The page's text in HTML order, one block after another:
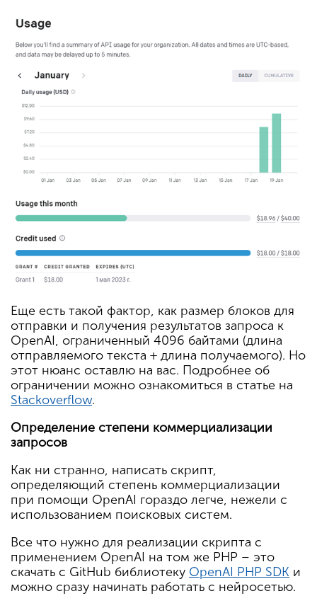
Еще есть такой фактор, как размер блоков для
отправки и получения результатов запроса к
OpenAI, ограниченный 4096 байтами (длина
отправляемого текста + длина получаемого). Но
этот нюанс оставлю на вас. Подробнее об
ограничении можно ознакомиться в статье на
Stackoverflow.
Определение степени коммерциализации
запросов
Как ни странно, написать скрипт,
определяющий степень коммерциализации
при помощи OpenAI гораздо легче, нежели с
использованием поисковых систем.
Все что нужно для реализации скрипта с
применением OpenAI на том же PHP – это
скачать с GitHub библиотеку OpenAI PHP SDK и
можно сразу начинать работать с нейросетью.